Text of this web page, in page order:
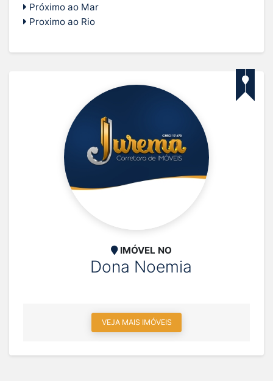
Próximo ao Mar
Proximo ao Rio
IMÓVEL NO
Dona Noemia
VEJA MAIS IMÓVEIS